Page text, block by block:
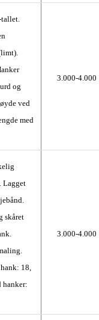
tallet.
og
ved
med
3.000-4.000
Lagget
skåret
18,
hanker:
3.000-4.000